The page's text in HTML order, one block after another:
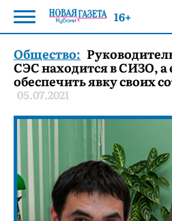
Общество:
СЭС находится в СИЗО, а
обеспечить явку своих
05.07.2021
16+